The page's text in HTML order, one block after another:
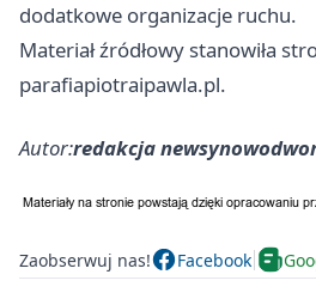
dodatkowe organizacje ruchu.
Materiał źródłowy stanowiła
parafiapiotraipawla.pl.
Autor:redakcja
Zaobserwuj nas! Facebook